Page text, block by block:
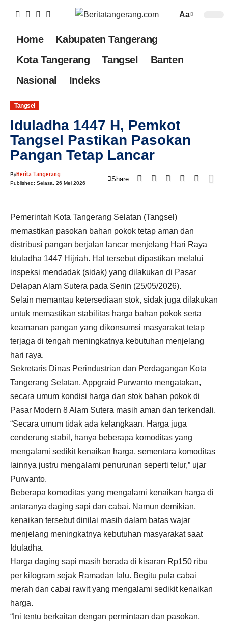
Aa
Home
Kabupaten Tangerang
Kota Tangerang
Tangsel
Banten
Nasional
Indeks
Tangsel
Iduladha 1447 H, Pemkot
Tangsel Pastikan Pasokan
Pangan Tetap Lancar
ByBerita Tangerang
Published: Selasa, 26 Mei 2026
Share
Pemerintah Kota Tangerang Selatan (Tangsel)
memastikan pasokan bahan pokok tetap aman dan
distribusi pangan berjalan lancar menjelang Hari Raya
Iduladha 1447 Hijriah. Hal tersebut dipastikan melalui
inspeksi mendadak (sidak) yang dilakukan di Pasar
Delapan Alam Sutera pada Senin (25/05/2026).
Selain memantau ketersediaan stok, sidak juga dilakukan
untuk memastikan stabilitas harga bahan pokok serta
keamanan pangan yang dikonsumsi masyarakat tetap
terjaga di tengah meningkatnya kebutuhan menjelang
hari raya.
Sekretaris Dinas Perindustrian dan Perdagangan Kota
Tangerang Selatan, Appgraid Purwanto mengatakan,
secara umum kondisi harga dan stok bahan pokok di
Pasar Modern 8 Alam Sutera masih aman dan terkendali.
“Secara umum tidak ada kelangkaan. Harga juga
cenderung stabil, hanya beberapa komoditas yang
mengalami sedikit kenaikan harga, sementara komoditas
lainnya justru mengalami penurunan seperti telur,” ujar
Purwanto.
Beberapa komoditas yang mengalami kenaikan harga di
antaranya daging sapi dan cabai. Namun demikian,
kenaikan tersebut dinilai masih dalam batas wajar
menjelang meningkatnya kebutuhan masyarakat saat
Iduladha.
Harga daging sapi masih berada di kisaran Rp150 ribu
per kilogram sejak Ramadan lalu. Begitu pula cabai
merah dan cabai rawit yang mengalami sedikit kenaikan
harga.
“Ini tentu berkaitan dengan permintaan dan pasokan,